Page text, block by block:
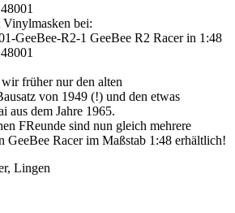
bei:
früher nur den alten
von 1949 (!) und den etwas
aus dem Jahre 1965.
FReunde sind nun gleich mehrere
GeeBee Racer im Maßstab 1:48 erhältlich!
Lingen